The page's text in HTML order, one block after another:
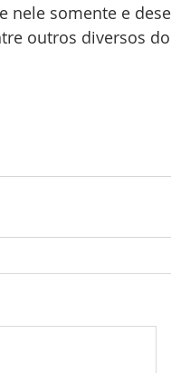
nele somente e
outros diversos